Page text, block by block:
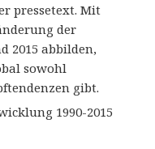
pressetext. Mit
der
2015 abbilden,
sowohl
gibt.